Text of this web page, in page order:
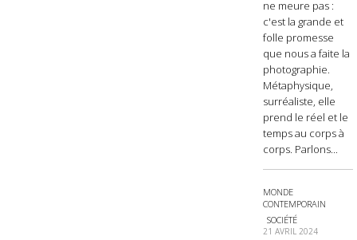
ne meure pas :
c'est la grande et
folle promesse
que nous a faite la
photographie.
Métaphysique,
surréaliste, elle
prend le réel et le
temps au corps à
corps. Parlons...
MONDE
CONTEMPORAIN
SOCIÉTÉ
21 AVRIL 2024